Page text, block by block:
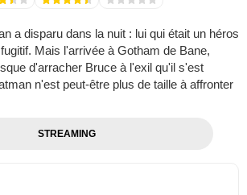
a disparu dans la nuit : lui qui était un héros
Mais l'arrivée à Gotham de Bane,
d'arracher Bruce à l'exil qu'il s'est
n'est peut-être plus de taille à affronter
STREAMING